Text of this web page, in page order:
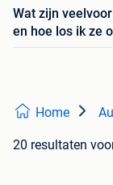
Wat zijn
en hoe los ik ze
Home
20 resultaten